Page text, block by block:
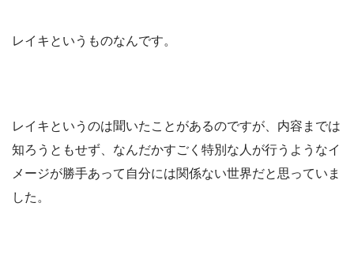
レイキというものなんです。
レイキというのは聞いたことがあるのですが、内容までは
知ろうともせず、なんだかすごく特別な人が行うようなイ
メージが勝手あって自分には関係ない世界だと思っていま
した。